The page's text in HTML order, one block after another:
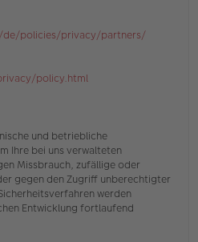
policies/privacy/partners/
policy.html
und betriebliche
Ihre bei uns verwalteten
Missbrauch, zufällige oder
gegen den Zugriff unberechtigter
werden
Entwicklung fortlaufend